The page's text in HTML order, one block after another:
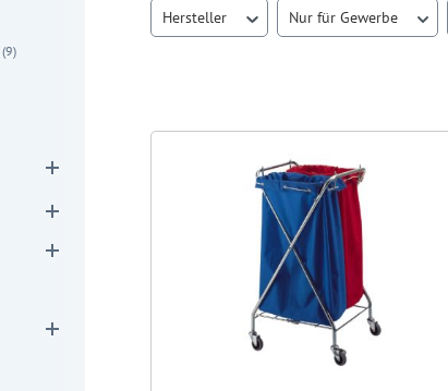
(9)
Hersteller Nur für Gewerbe